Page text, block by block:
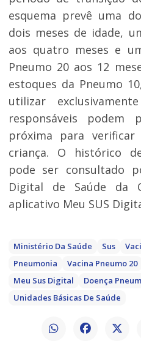
esquema prevê uma
dois meses de idade,
aos quatro meses e
Pneumo 20 aos 12
estoques da Pneumo
utilizar
responsáveis podem
próxima para
criança. O histórico
pode ser consultado
Digital de Saúde da
aplicativo Meu SUS
Ministério Da Saúde Sus
Pneumonia
Vacina Pneumo 20
Meu Sus Digital
Doença
Unidades Básicas De Saúde